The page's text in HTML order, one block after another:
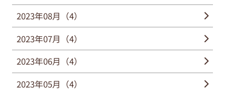
2023年08月（4）
2023年07月（4）
2023年06月（4）
2023年05月（4）